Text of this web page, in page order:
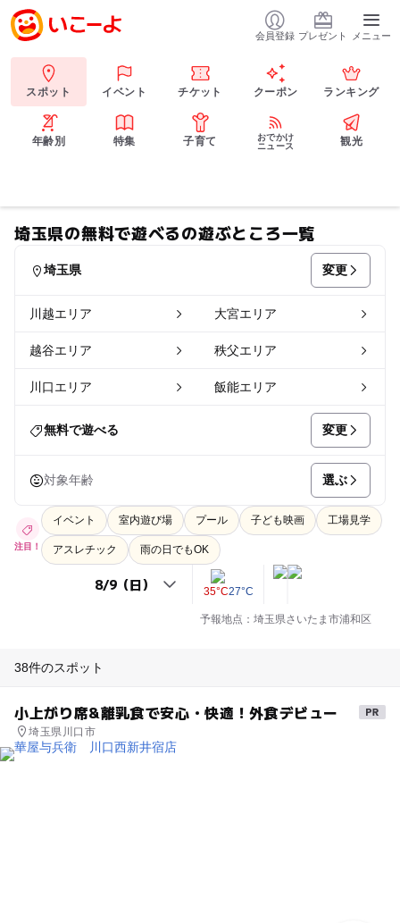
会員登録 プレゼント メニュー
スポット イベント チケット クーポン ランキング
年齢別 特集 子育て
おでかけ
ニュース
観光
埼玉県の無料で遊べるの遊ぶところ一覧
埼玉県 変更
川越エリア 大宮エリア
越谷エリア 秩父エリア
川口エリア 飯能エリア
無料で遊べる 変更
対象年齢 選ぶ
注目！
イベント 室内遊び場 プール 子ども映画 工場見学
アスレチック 雨の日でもOK
35°C27°C
予報地点：埼玉県さいたま市浦和区
38件のスポット
小上がり席&離乳食で安心・快適！外食デビュー
埼玉県川口市